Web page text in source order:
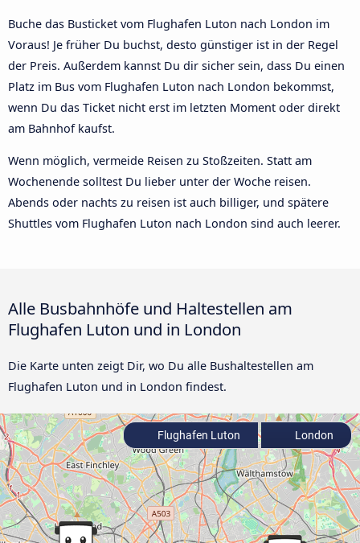
Buche das Busticket vom Flughafen Luton nach London im
Voraus! Je früher Du buchst, desto günstiger ist in der Regel
der Preis. Außerdem kannst Du dir sicher sein, dass Du einen
Platz im Bus vom Flughafen Luton nach London bekommst,
wenn Du das Ticket nicht erst im letzten Moment oder direkt
am Bahnhof kaufst.
Wenn möglich, vermeide Reisen zu Stoßzeiten. Statt am
Wochenende solltest Du lieber unter der Woche reisen.
Abends oder nachts zu reisen ist auch billiger, und spätere
Shuttles vom Flughafen Luton nach London sind auch leerer.
Alle Busbahnhöfe und Haltestellen am
Flughafen Luton und in London
Die Karte unten zeigt Dir, wo Du alle Bushaltestellen am
Flughafen Luton und in London findest.
Flughafen Luton London